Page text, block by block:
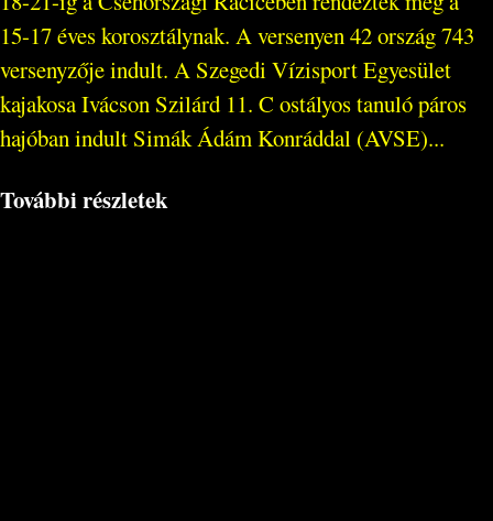
15-17 éves korosztálynak. A versenyen 42 ország 743
versenyzője indult. A Szegedi Vízisport Egyesület
kajakosa Ivácson Szilárd 11. C ostályos tanuló páros
hajóban indult Simák Ádám Konráddal (AVSE)...
További részletek